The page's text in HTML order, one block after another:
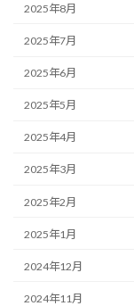
2025年8月
2025年7月
2025年6月
2025年5月
2025年4月
2025年3月
2025年2月
2025年1月
2024年12月
2024年11月